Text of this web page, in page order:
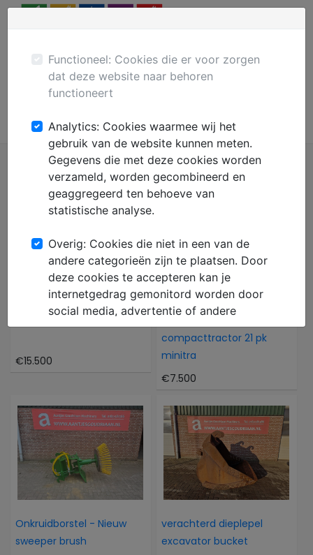
Plaats gratis advertentie
Mechanisatie
€15.500
compacttractor 21 pk
minitra
€7.500
Onkruidborstel - Nieuw
sweeper brush
verachterd dieplepel
excavator bucket